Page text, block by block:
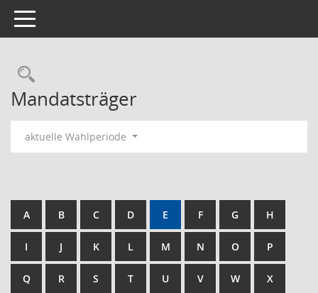
Toggle navigation
Rechercheauswahl
Mandatsträger
aktuelle Wahlperiode
A B C D E F G H
I J K L M N O P
Q R S T U V W X